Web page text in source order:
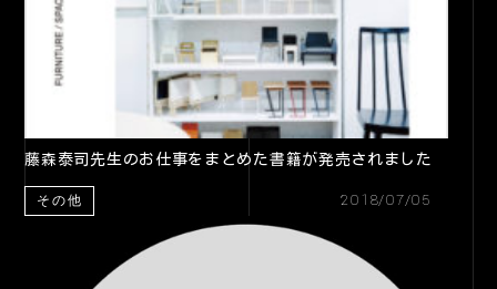
藤森泰司先生のお仕事をまとめた書籍が発売されました
その他 2018/07/05